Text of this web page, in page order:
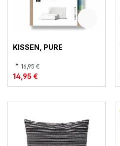
KISSEN, PURE
* 16,95 €
14,95 €